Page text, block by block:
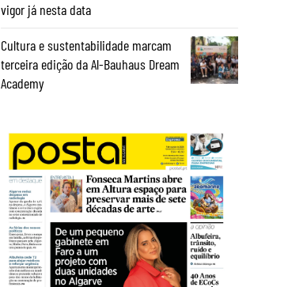
vigor já nesta data
Cultura e sustentabilidade marcam
terceira edição da Al-Bauhaus Dream
Academy